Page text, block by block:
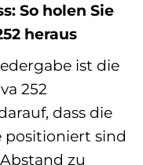
So holen Sie
heraus
ist die
252
dass die
positioniert sind
zu